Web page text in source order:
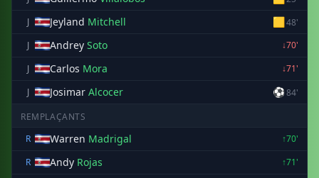
J
Jeyland Mitchell 🟨48'
J
Andrey Soto
↓70'
J
Carlos Mora
↓71'
J
Josimar Alcocer ⚽84'
REMPLAÇANTS
R
Warren Madrigal
↑70'
R
Andy Rojas
↑71'